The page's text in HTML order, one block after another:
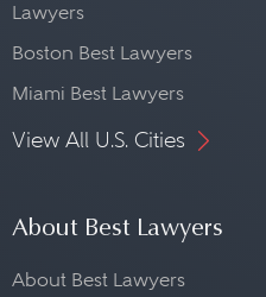
Lawyers
Boston Best Lawyers
Miami Best Lawyers
View All U.S. Cities
About Best Lawyers
About Best Lawyers